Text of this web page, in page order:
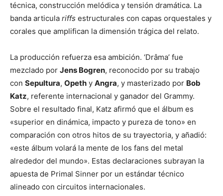
técnica, construcción melódica y tensión dramática. La
banda articula riffs estructurales con capas orquestales y
corales que amplifican la dimensión trágica del relato.
La producción refuerza esa ambición. ‘Drâma’ fue
mezclado por Jens Bogren, reconocido por su trabajo
con Sepultura, Opeth y Angra, y masterizado por Bob
Katz, referente internacional y ganador del Grammy.
Sobre el resultado final, Katz afirmó que el álbum es
«superior en dinámica, impacto y pureza de tono» en
comparación con otros hitos de su trayectoria, y añadió:
«este álbum volará la mente de los fans del metal
alrededor del mundo». Estas declaraciones subrayan la
apuesta de Primal Sinner por un estándar técnico
alineado con circuitos internacionales.